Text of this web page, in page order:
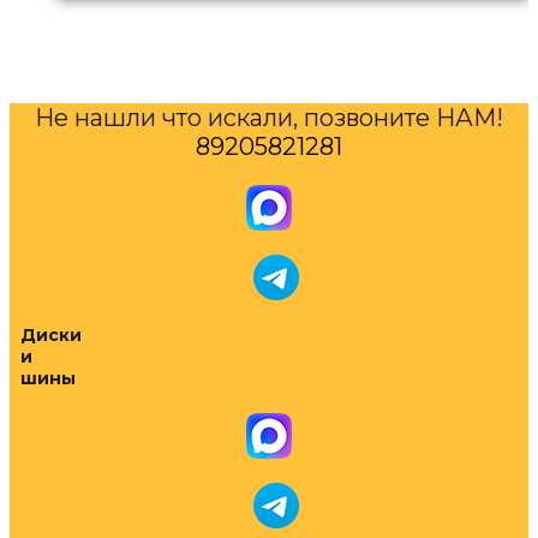
Не нашли что искали, позвоните НАМ!
89205821281
Диски
и
шины